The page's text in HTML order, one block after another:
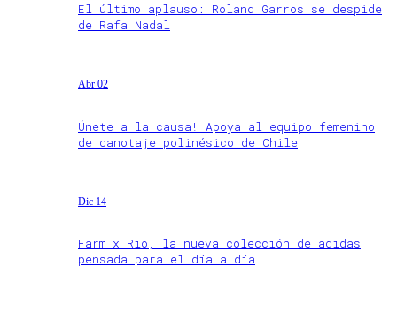
El último aplauso: Roland Garros se despide
de Rafa Nadal
Abr 02
Únete a la causa! Apoya al equipo femenino
de canotaje polinésico de Chile
Dic 14
Farm x Rio, la nueva colección de adidas
pensada para el día a día